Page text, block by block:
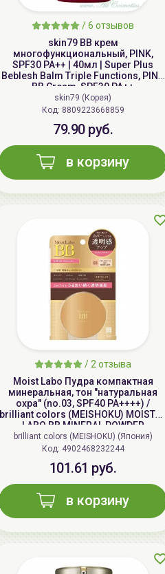
/6 отзывов
skin79 ВВ крем
многофункциональный, PINK,
SPF30 PA++ | 40мл | Super Plus
Beblesh Balm Triple Functions, PINK
BB Cream, SPF30 PA++
skin79 (Корея)
Код: 8809223668859
79.90 руб.
в корзину
/ 2 отзыва
Moist Labo Пудра компактная
минеральная, тон "натуральная
охра" (no.03, SPF40 PA++++) /
brilliant colors (MEISHOKU) MOISTO-
LABO BB MINERAL POWDER
brilliant colors (MEISHOKU) (Япония)
Код: 4902468232244
101.61 руб.
в корзину